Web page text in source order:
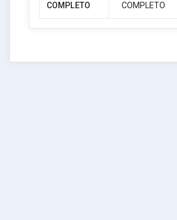
COMPLETO
COMPLETO